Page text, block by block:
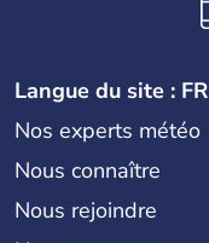
Langue du site : FR
Nos experts météo
Nous connaître
Nous rejoindre